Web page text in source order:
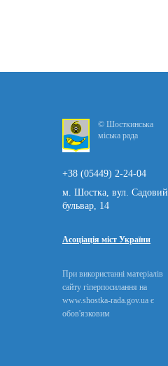
© Шосткинська
міська рада
+38 (05449) 2-24-04
м. Шостка, вул. Садовий
бульвар, 14
Асоціація міст України
При використанні матеріалів
сайту гіперпосилання на
www.shostka-rada.gov.ua є
обов'язковим